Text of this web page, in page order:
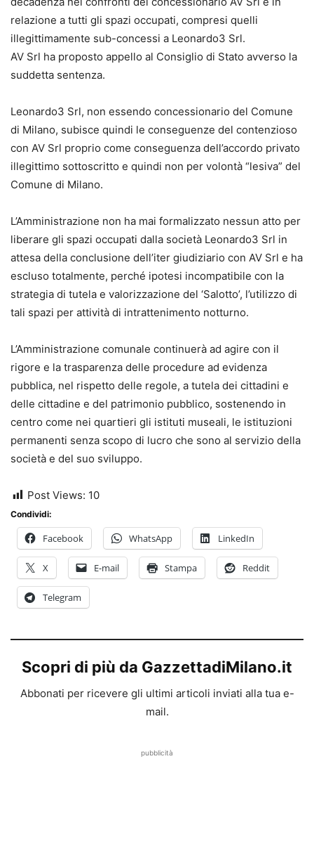
relazione a tutti gli spazi occupati, compresi quelli
illegittimamente sub-concessi a Leonardo3 Srl.
AV Srl ha proposto appello al Consiglio di Stato avverso la
suddetta sentenza.
Leonardo3 Srl, non essendo concessionario del Comune
di Milano, subisce quindi le conseguenze del contenzioso
con AV Srl proprio come conseguenza dell’accordo privato
illegittimo sottoscritto e quindi non per volontà “lesiva” del
Comune di Milano.
L’Amministrazione non ha mai formalizzato nessun atto per
liberare gli spazi occupati dalla società Leonardo3 Srl in
attesa della conclusione dell’iter giudiziario con AV Srl e ha
escluso totalmente, perché ipotesi incompatibile con la
strategia di tutela e valorizzazione del ‘Salotto’, l’utilizzo di
tali spazi per attività di intrattenimento notturno.
L’Amministrazione comunale continuerà ad agire con il
rigore e la trasparenza delle procedure ad evidenza
pubblica, nel rispetto delle regole, a tutela dei cittadini e
delle cittadine e del patrimonio pubblico, sostenendo in
centro come nei quartieri gli istituti museali, le istituzioni
permanenti senza scopo di lucro che sono al servizio della
società e del suo sviluppo.
Post Views: 10
Condividi:
Facebook WhatsApp LinkedIn
X E-mail Stampa Reddit
Telegram
Scopri di più da GazzettadiMilano.it
Abbonati per ricevere gli ultimi articoli inviati alla tua e-
mail.
pubblicità